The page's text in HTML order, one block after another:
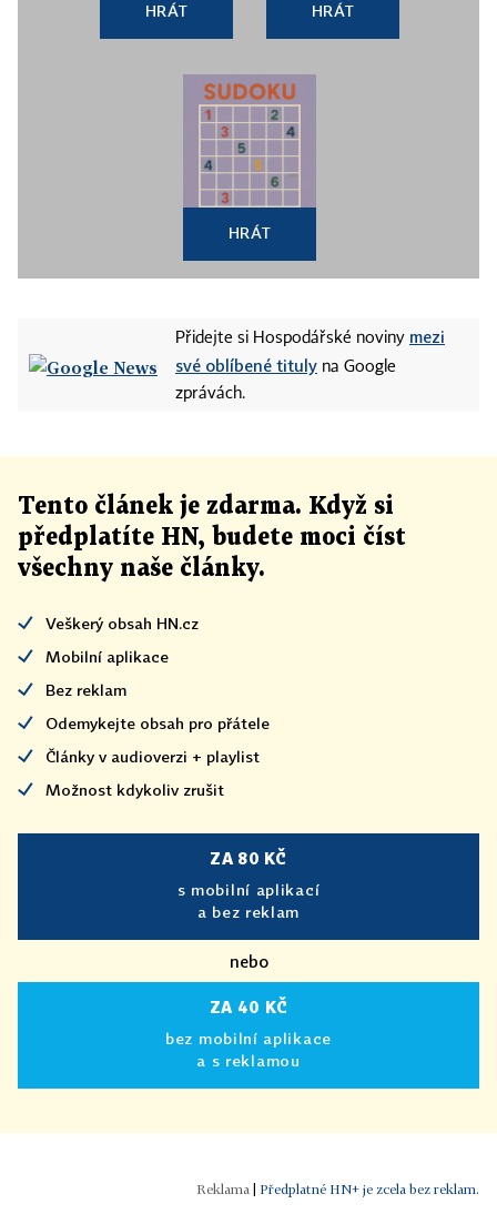
HRÁT HRÁT
HRÁT
Přidejte si Hospodářské noviny mezi
své oblíbené tituly na Google
zprávách.
Tento článek je zdarma. Když si
předplatíte HN, budete moci číst
všechny naše články.
Veškerý obsah HN.cz
Mobilní aplikace
Bez reklam
Odemykejte obsah pro přátele
Články v audioverzi + playlist
Možnost kdykoliv zrušit
ZA 80 KČ
s mobilní aplikací
a bez reklam
nebo
ZA 40 KČ
bez mobilní aplikace
a s reklamou
Předplatné HN+ je zcela bez reklam.